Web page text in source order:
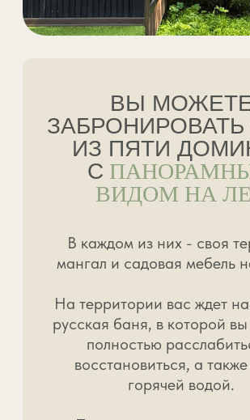
ПРЕИМУЩЕСТВА
Мы находимся всего в 40
минутах езды от центра Перми!
ТЕЛЕВИЗОР В
КАЖДОМ ДОМИКЕ
Телевизор с поддержкой Smart
АСФАЛЬТИРОВАННАЯ
У нас асфальтированная дорога,
по которой вы легко проедете
даже на самом низком
автомобиле!
РУССКАЯ БАНЯ И